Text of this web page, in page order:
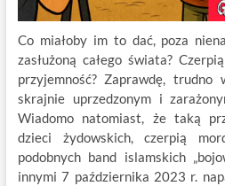
Co miałoby im to dać, poza
zasłużoną całego świata?
przyjemność? Zaprawdę,
skrajnie uprzedzonym i
Wiadomo natomiast, że taką
dzieci żydowskich, czerpią
podobnych band islamskich
innymi 7 października 2023 r.